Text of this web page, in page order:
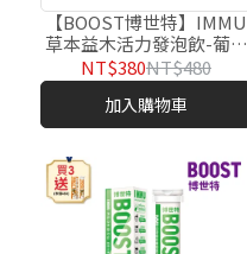
【BOOST博世特】IMMU
草本益木活力發泡飲-葡萄
18錠/管
NT$380NT$480
加入購物車